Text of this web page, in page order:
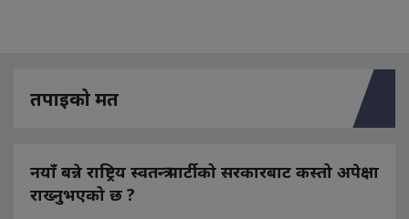
तपाइको मत
नयाँ बन्ने राष्ट्रिय स्वतन्त्र पार्टीको सरकारबाट कस्तो अपेक्षा
राख्नुभएको छ ?